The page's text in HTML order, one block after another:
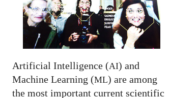
Artificial Intelligence (AI) and
Machine Learning (ML) are among
the most important current scientific